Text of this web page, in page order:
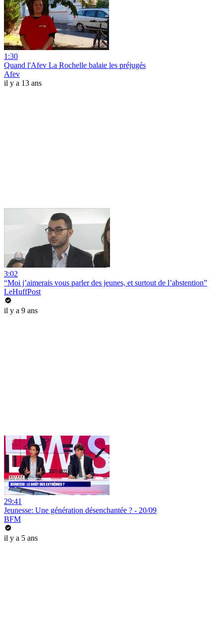
1:30
Quand l'Afev La Rochelle balaie les préjugés
Afev
il y a 13 ans
3:02
“Moi j’aimerais vous parler des jeunes, et surtout de l’abstention”
LeHuffPost
il y a 9 ans
29:41
Jeunesse: Une génération désenchantée ? - 20/09
BFM
il y a 5 ans